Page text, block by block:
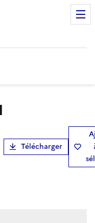
Télécharger